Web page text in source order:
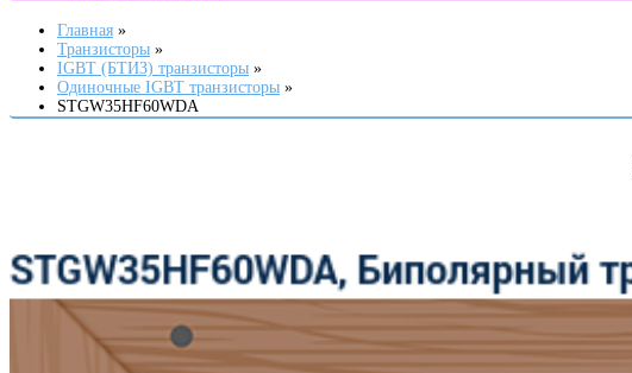
Главная
Транзисторы
IGBT (БТИЗ) транзисторы
Одиночные IGBT транзисторы
STGW35HF60WDA